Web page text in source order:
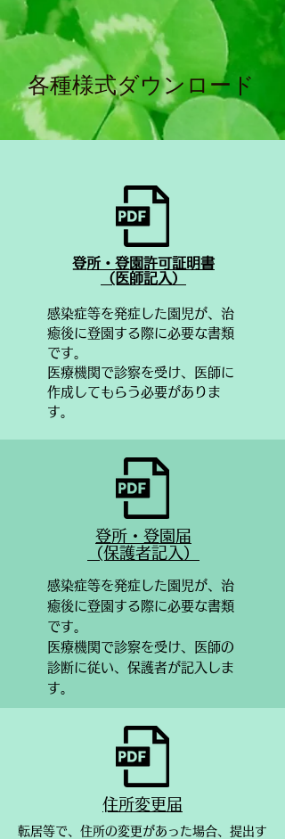
各種様式ダウンロード
​登所・登園許可証明書
​（医師記入）
感染症等を発症した園児が、治
癒後に登園する際に必要な書類
です。
​医療機関で診察を受け、医師に
作成してもらう必要がありま
す。
登所・登園届
​（保護者記入）
​感染症等を発症した園児が、 治
癒後に登園する際に必要な書類
です。
​​医療機関で診察を受け、医師の
診断に従い、保護者が記入しま
す。
​住所変更届
​転居等で、住所の変更があった場合、提出す